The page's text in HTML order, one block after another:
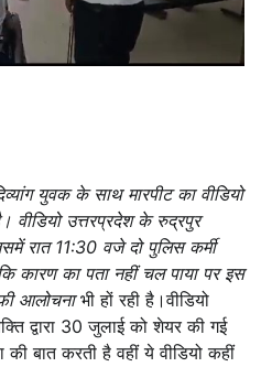
युवक के साथ मारपीट का वीडियो
वीडियो उत्तरप्रदेश के रुद्रपुर
रात 11:30 वजे दो पुलिस कर्मी
कारण का पता नहीं चल पाया पर इस
आलोचनाभी हों रही है।वीडियो
द्वारा 30 जुलाई को शेयर की गई
बात करती है वहीं ये वीडियो कहीं